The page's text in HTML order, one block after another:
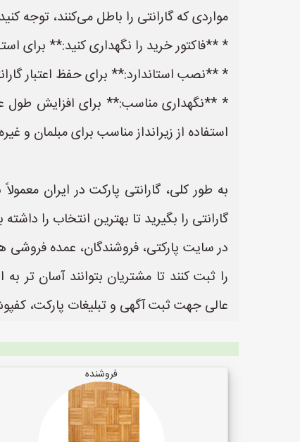
مواردی که گارانتی را باطل می‌کنند، توجه
* **فاکتور خرید را نگهداری کنید:** برای
* **نصب استاندارد:** برای حفظ اعتبار
* **نگهداری مناسب:** برای افزایش طول
استفاده از زیرانداز مناسب برای مبلمان و
گارانتی را بگیرید تا بهترین انتخاب را داشته
در سایت پارکتی، فروشندگان، عمده
عالی جهت ثبت آگهی و تبلیغات پارکت،
فروشنده